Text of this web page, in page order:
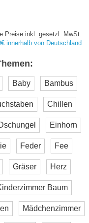
Preise inkl. gesetzl. MwSt.
innerhalb von Deutschland
Baby Bambus
Chillen
Einhorn
Feder Fee
Gräser Herz
Baum
Mädchenzimmer